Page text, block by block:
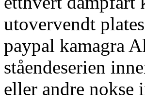
utovervendt
paypal kamagra
ståendeserien
eller andre nokse